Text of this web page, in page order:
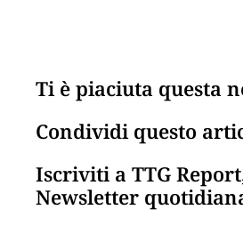
Ti è piaciuta questa
Condividi questo
Iscriviti a TTG
Newsletter